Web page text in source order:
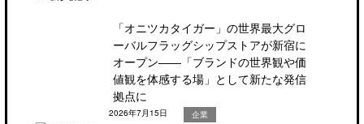
「オニツカタイガー」の世界最大グロ
ーバルフラッグシップストアが新宿に
オープン――「ブランドの世界観や価
値観を体感する場」として新たな発信
拠点に
2026年7月15日 企業